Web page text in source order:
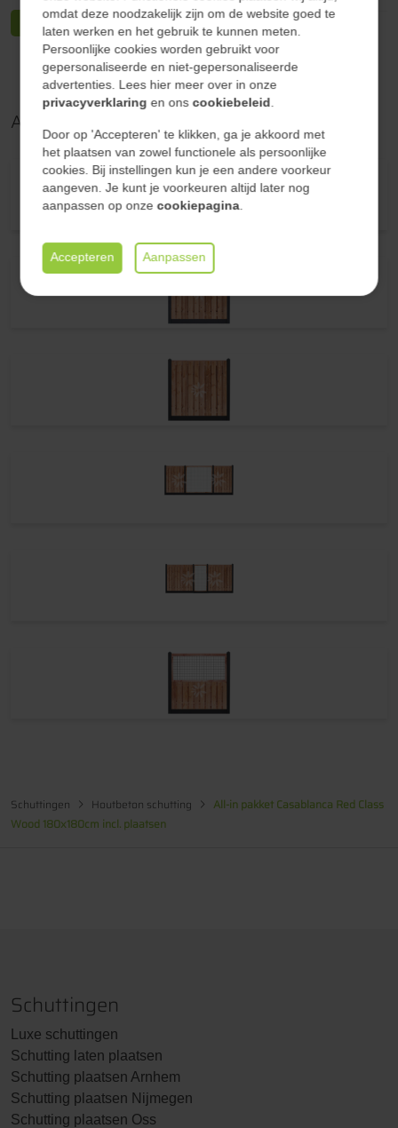
Hoekwoning
Vrijstaande woning
Via de garage
Anders
Gaaselementen
Gaaselement met Red Class Wood kader
Betonpaal IJSSEL antraciet diamantkop
10x10x280cm ( standaard )
Prijs € 10,00
Bekijk meer specificaties
Geïmpregneerd Ja
Tuindeco
Aantal planken 19+2
Materiaal
Markering Actie
Afbeeldingen
Schuttingen Houtbeton schutting
All-in pakket Casablanca Red Class
Wood 180x180cm incl. plaatsen
Schuttingen
Luxe schuttingen
Schutting laten plaatsen
Schutting plaatsen Arnhem
Schutting plaatsen Nijmegen
Schutting plaatsen Oss
omdat deze noodzakelijk zijn om de website goed te
laten werken en het gebruik te kunnen meten.
Persoonlijke cookies worden gebruikt voor
gepersonaliseerde en niet-gepersonaliseerde
advertenties. Lees hier meer over in onze
privacyverklaring en onscookiebeleid
Door op 'Accepteren' te klikken, ga je akkoord met
het plaatsen van zowel functionele als persoonlijke
cookies. Bij instellingen kun je een andere voorkeur
aangeven. Je kunt je voorkeuren altijd later nog
aanpassen op onzecookiepagina.
Accepteren Aanpassen